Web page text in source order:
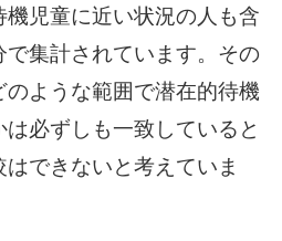
児童に近い状況の人も含
で集計されています。その
ような範囲で潜在的待機
必ずしも一致していると
できないと考えていま